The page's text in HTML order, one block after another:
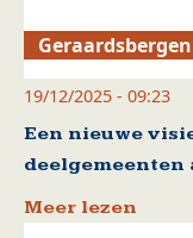
Geraardsbergen
19/12/2025 - 09:23
Een nieuwe
deelgemeenten
Meer lezen